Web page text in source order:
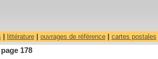
littérature| ouvrages de référence| cartes postales
178